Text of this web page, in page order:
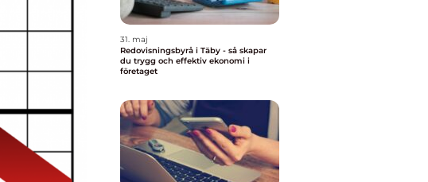
31. maj
Redovisningsbyrå i Täby - så skapar
du trygg och effektiv ekonomi i
företaget